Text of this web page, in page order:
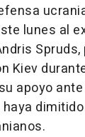
lunes al
Kiev
apoyo